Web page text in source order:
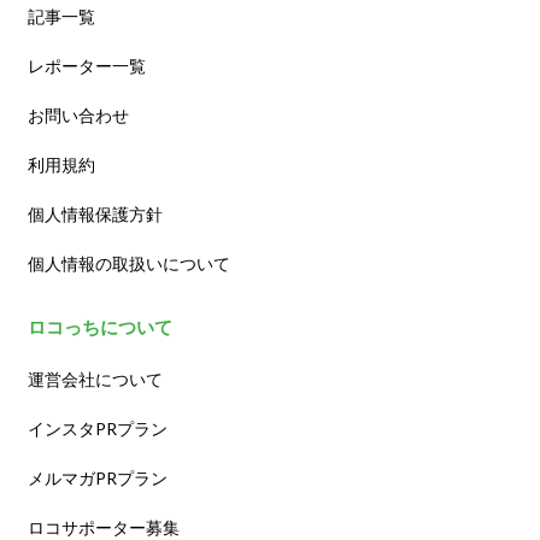
記事一覧
レポーター一覧
お問い合わせ
利用規約
個人情報保護方針
個人情報の取扱いについて
ロコっちについて
運営会社について
インスタPRプラン
メルマガPRプラン
ロコサポーター募集